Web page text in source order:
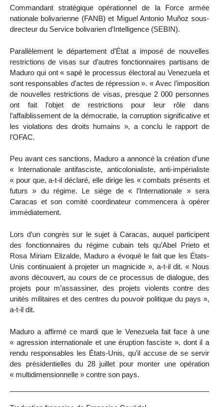
Commandant stratégique opérationnel de la Force armée
nationale bolivarienne (FANB) et Miguel Antonio Muñoz sous-
directeur du Service bolivarien d’Intelligence (SEBIN).
Parallèlement le département d’État a imposé de nouvelles
restrictions de visas sur d’autres fonctionnaires partisans de
Maduro qui ont « sapé le processus électoral au Venezuela et
sont responsables d’actes de répression ». « Avec l’imposition
de nouvelles restrictions de visas, presque 2 000 personnes
ont fait l’objet de restrictions pour leur rôle dans
l’affaiblissement de la démocratie, la corruption significative et
les violations des droits humains », a conclu le rapport de
l’OFAC.
Peu avant ces sanctions, Maduro a annoncé la création d’une
« Internationale antifasciste, anticolonialiste, anti-impérialiste
« pour que, a-t-il déclaré, elle dirige les « combats présents et
futurs » du régime. Le siège de « l’Internationale » sera
Caracas et son comité coordinateur commencera à opérer
immédiatement.
Lors d’un congrès sur le sujet à Caracas, auquel participent
des fonctionnaires du régime cubain tels qu’Abel Prieto et
Rosa Miriam Elizalde, Maduro a évoqué le fait que les États-
Unis continuaient à projeter un magnicide », a-t-il dit. « Nous
avons découvert, au cours de ce processus de dialogue, des
projets pour m’assassiner, des projets violents contre des
unités militaires et des centres du pouvoir politique du pays »,
a-t-il dit.
Maduro a affirmé ce mardi que le Venezuela fait face à une
« agression internationale et une éruption fasciste », dont il a
rendu responsables les États-Unis, qu’il accuse de se servir
des présidentielles du 28 juillet pour monter une opération
« multidimensionnelle » contre son pays.